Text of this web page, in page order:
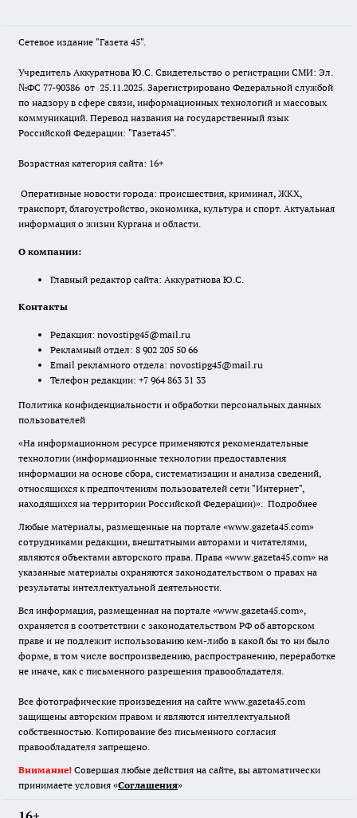
Сетевое издание "Газета 45".
Учредитель Аккуратнова Ю.С. Свидетельство о регистрации СМИ: Эл.
№ФС 77-90386 от 25.11.2025. Зарегистрировано Федеральной службой
по надзору в сфере связи, информационных технологий и массовых
коммуникаций. Перевод названия на государственный язык
Российской Федерации: "Газета45".
Возрастная категория сайта: 16+
Оперативные новости города: происшествия, криминал, ЖКХ,
транспорт, благоустройство, экономика, культура и спорт. Актуальная
информация о жизни Кургана и области.
О компании:
Главный редактор сайта: Аккуратнова Ю.С.
Контакты
Редакция: novostipg45@mail.ru
Рекламный отдел: 8 902 205 50 66
Email рекламного отдела: novostipg45@mail.ru
Телефон редакции: +7 964 863 31 33
Политика конфиденциальности и обработки персональных данных
пользователей
«На информационном ресурсе применяются рекомендательные
технологии (информационные технологии предоставления
информации на основе сбора, систематизации и анализа сведений,
относящихся к предпочтениям пользователей сети "Интернет",
находящихся на территории Российской Федерации)». Подробнее
Любые материалы, размещенные на портале «www.gazeta45.com»
сотрудниками редакции, внештатными авторами и читателями,
являются объектами авторского права. Права «www.gazeta45.com» на
указанные материалы охраняются законодательством о правах на
результаты интеллектуальной деятельности.
Вся информация, размещенная на портале «www.gazeta45.com»,
охраняется в соответствии с законодательством РФ об авторском
праве и не подлежит использованию кем-либо в какой бы то ни было
форме, в том числе воспроизведению, распространению, переработке
не иначе, как с письменного разрешения правообладателя.
Все фотографические произведения на сайте www.gazeta45.com
защищены авторским правом и являются интеллектуальной
собственностью. Копирование без письменного согласия
правообладателя запрещено.
Внимание! Совершая любые действия на сайте, вы автоматически
принимаете условия «Cоглашения»